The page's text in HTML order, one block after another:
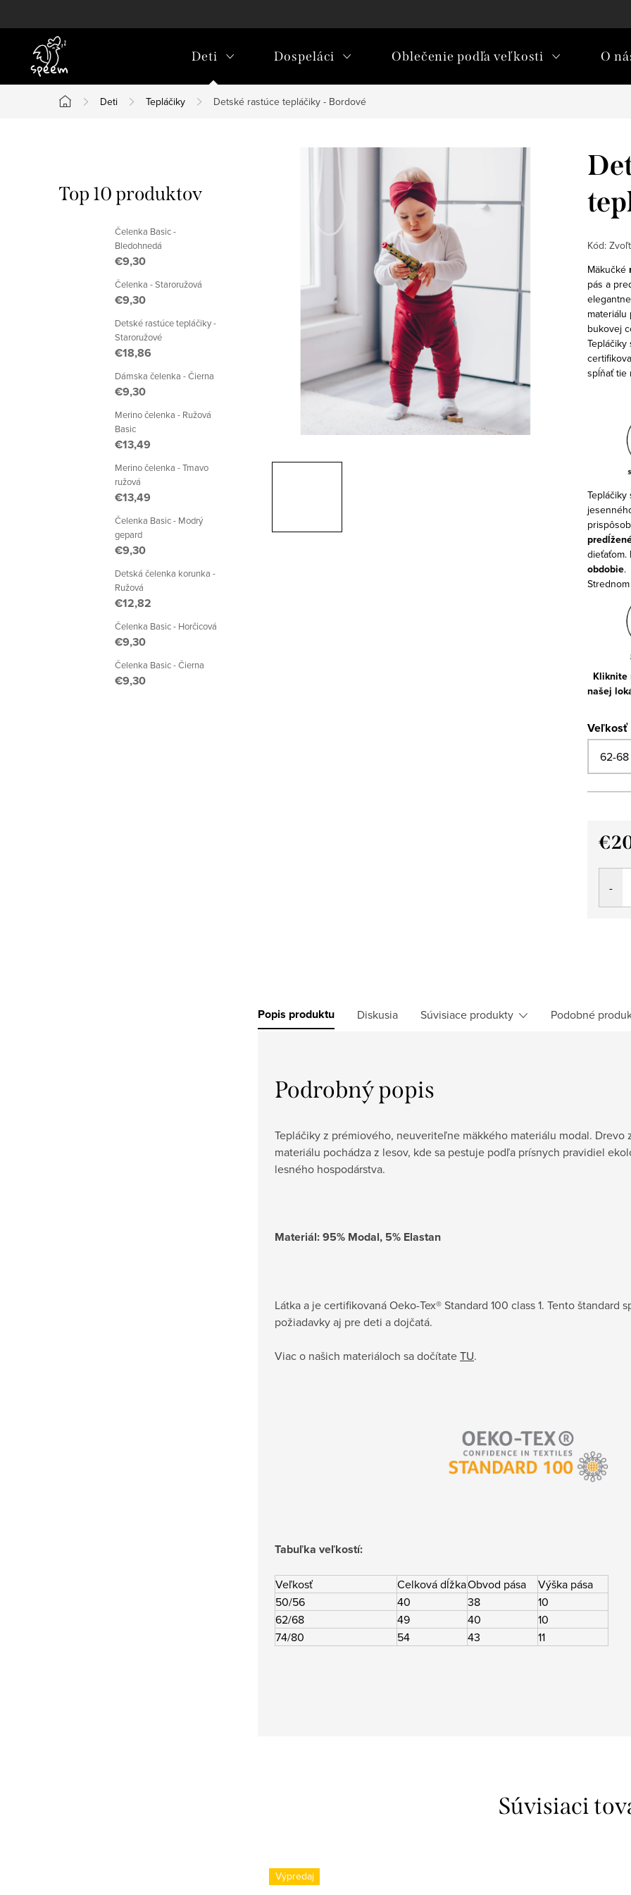
na
Deti
Dospeláci Oblečenie podľa veľkosti O
Domov
Deti Tepláčiky Detské rastúce tepláčiky - Bordové
o
Top 10 produktov
Čelenka Basic -
Bledohnedá
€9,30
Čelenka - Staroružová
€9,30
Detské rastúce tepláčiky -
Staroružové
€18,86
Dámska čelenka - Čierna
€9,30
Merino čelenka - Ružová
Basic
€13,49
Merino čelenka - Tmavo
ružová
€13,49
Čelenka Basic - Modrý
gepard
€9,30
Detská čelenka korunka -
Ružová
€12,82
Čelenka Basic - Horčicová
€9,30
Čelenka Basic - Čierna
€9,30
Kód:
Mäkučké
pás a
bukovej
spĺňať tie
obdobie.
našej
Veľkosť
Popis produktu Diskusia Súvisiace produkty Podobné
Podrobný popis
Tepláčiky z prémiového, neuveriteľne mäkkého materiálu modal. Drevo
materiálu pochádza z lesov, kde sa pestuje podľa prísnych pravidiel
lesného hospodárstva.
Materiál: 95% Modal, 5% Elastan
Látka a je certifikovaná Oeko-Tex® Standard 100 class 1. Tento štandard
požiadavky aj pre deti a dojčatá.
Viac o našich materiáloch sa dočítateTU.
Tabuľka veľkostí:
Veľkosť Celková dĺžkaObvod pása
Výška pása
50/56
40 38
10
62/68
49 40
10
74/80
54 43 11
Súvisiaci
Výpredaj